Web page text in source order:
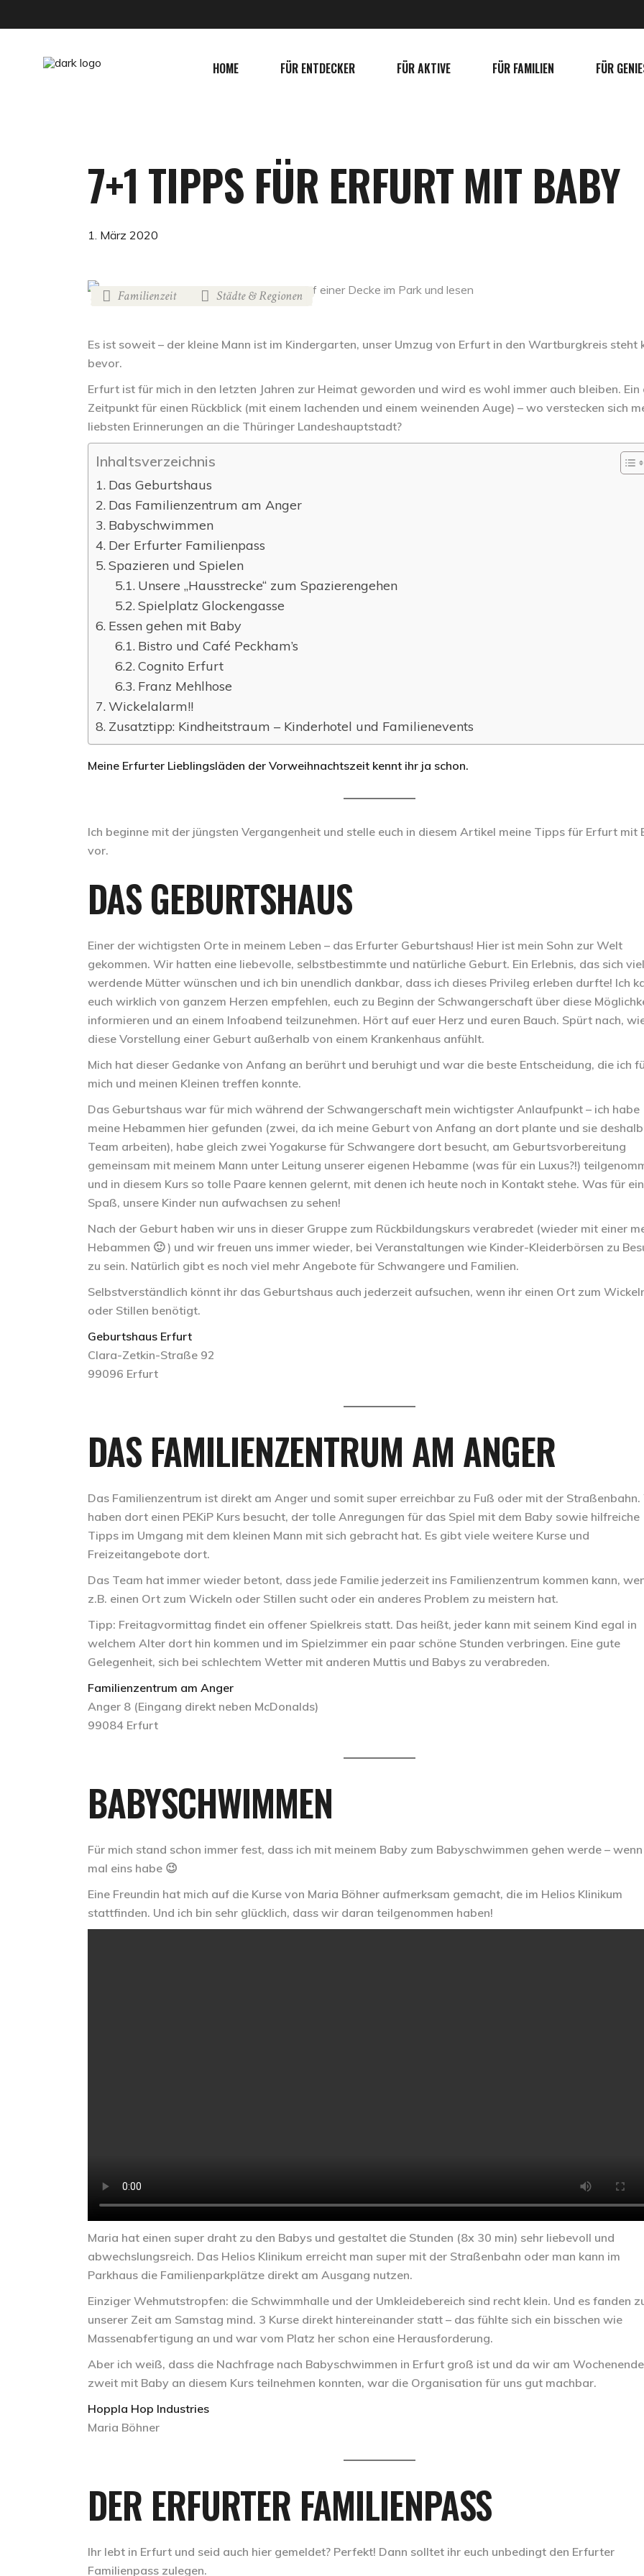
HOME FÜR ENTDECKER FÜR AKTIVE FÜR FAMILIEN FÜR
7+1 TIPPS FÜR ERFURT MIT BABY
1. März 2020
Familienzeit Städte & Regionen
Es ist soweit – der kleine Mann ist im Kindergarten, unser Umzug von Erfurt in den Wartburgkreis steht
bevor.
Erfurt ist für mich in den letzten Jahren zur Heimat geworden und wird es wohl immer auch bleiben. Ein
Zeitpunkt für einen Rückblick (mit einem lachenden und einem weinenden Auge) – wo verstecken sich
liebsten Erinnerungen an die Thüringer Landeshauptstadt?
Inhaltsverzeichnis
Das Geburtshaus
Das Familienzentrum am Anger
Babyschwimmen
Der Erfurter Familienpass
Spazieren und Spielen
Unsere „Hausstrecke“ zum Spazierengehen
Spielplatz Glockengasse
Essen gehen mit Baby
Bistro und Café Peckham’s
Cognito Erfurt
Franz Mehlhose
Wickelalarm!!
Zusatztipp: Kindheitstraum – Kinderhotel und Familienevents
Meine Erfurter Lieblingsläden der Vorweihnachtszeit kennt ihr ja schon.
Ich beginne mit der jüngsten Vergangenheit und stelle euch in diesem Artikel meine Tipps für Erfurt mit
vor.
DAS GEBURTSHAUS
Einer der wichtigsten Orte in meinem Leben – das Erfurter Geburtshaus! Hier ist mein Sohn zur Welt
gekommen. Wir hatten eine liebevolle, selbstbestimmte und natürliche Geburt. Ein Erlebnis, das sich
werdende Mütter wünschen und ich bin unendlich dankbar, dass ich dieses Privileg erleben durfte! Ich
euch wirklich von ganzem Herzen empfehlen, euch zu Beginn der Schwangerschaft über diese
informieren und an einem Infoabend teilzunehmen. Hört auf euer Herz und euren Bauch. Spürt nach,
diese Vorstellung einer Geburt außerhalb von einem Krankenhaus anfühlt.
Mich hat dieser Gedanke von Anfang an berührt und beruhigt und war die beste Entscheidung, die ich
mich und meinen Kleinen treffen konnte.
Das Geburtshaus war für mich während der Schwangerschaft mein wichtigster Anlaufpunkt – ich habe
meine Hebammen hier gefunden (zwei, da ich meine Geburt von Anfang an dort plante und sie
Team arbeiten), habe gleich zweiYogakurse für Schwangere dort besucht, am Geburtsvorbereitung
gemeinsam mit meinem Mann unter Leitung unserer eigenen Hebamme (was für ein Luxus?!)
und in diesem Kurs so tolle Paare kennen gelernt, mit denen ich heute noch in Kontakt stehe. Was für ein
Spaß, unsere Kinder nun aufwachsen zu sehen!
Nach der Geburt haben wir uns in dieser Gruppe zum Rückbildungskurs verabredet (wieder mit einer
Hebammen 🙂 ) und wir freuen uns immer wieder, bei Veranstaltungen wie Kinder-Kleiderbörsen zu
zu sein. Natürlich gibt es noch viel mehr Angebote für Schwangere und Familien.
Selbstverständlich könnt ihr das Geburtshaus auch jederzeit aufsuchen, wenn ihr einen Ort zum
oder Stillen benötigt.
Geburtshaus Erfurt
Clara-Zetkin-Straße 92
99096 Erfurt
DAS FAMILIENZENTRUM AM ANGER
Das Familienzentrum ist direkt am Anger und somit super erreichbar zu Fuß oder mit der
haben dort einen PEKiP Kurs besucht, der tolle Anregungen für das Spiel mit dem Baby sowie hilfreiche
Tipps im Umgang mit dem kleinen Mann mit sich gebracht hat. Es gibt viele weitere Kurse und
Freizeitangebote dort.
Das Team hat immer wieder betont, dass jede Familie jederzeit ins Familienzentrum kommen kann,
z.B. einen Ort zum Wickeln oder Stillen sucht oder ein anderes Problem zu meistern hat.
Tipp: Freitagvormittag findet ein offener Spielkreis statt. Das heißt, jeder kann mit seinem Kind egal in
welchem Alter dort hin kommen und im Spielzimmer ein paar schöne Stunden verbringen. Eine gute
Gelegenheit, sich bei schlechtem Wetter mit anderen Muttis und Babys zu verabreden.
Familienzentrum am Anger
Anger 8 (Eingang direkt neben McDonalds)
99084 Erfurt
BABYSCHWIMMEN
Für mich stand schon immer fest, dass ich mit meinem Baby zum Babyschwimmen gehen werde –
mal eins habe 😉
Eine Freundin hat mich auf die Kurse von Maria Böhner aufmerksam gemacht, die im Helios Klinikum
stattfinden. Und ich bin sehr glücklich, dass wir daran teilgenommen haben!
Maria hat einen super draht zu den Babys und gestaltet die Stunden (8x 30 min) sehr liebevoll und
abwechslungsreich. Das Helios Klinikum erreicht man super mit der Straßenbahn oder man kann im
Parkhaus die Familienparkplätze direkt am Ausgang nutzen.
Einziger Wehmutstropfen: die Schwimmhalle und der Umkleidebereich sind recht klein. Und es fanden
unserer Zeit am Samstag mind. 3 Kurse direkt hintereinander statt – das fühlte sich ein bisschen wie
Massenabfertigung an und war vom Platz her schon eine Herausforderung.
Aber ich weiß, dass die Nachfrage nach Babyschwimmen in Erfurt groß ist und da wir am
zweit mit Baby an diesem Kurs teilnehmen konnten, war die Organisation für uns gut machbar.
Hoppla Hop Industries
Maria Böhner
DER ERFURTER FAMILIENPASS
Ihr lebt in Erfurt und seid auch hier gemeldet? Perfekt! Dann solltet ihr euch unbedingt den Erfurter
Familienpass zulegen.